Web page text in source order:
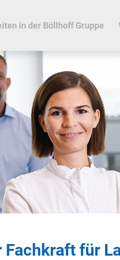
in der Böllhoff Gruppe
Fachkraft für